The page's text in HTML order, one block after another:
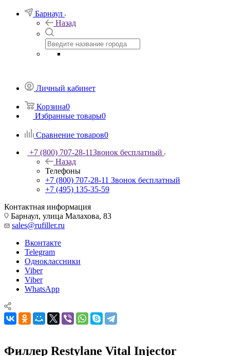
Барнаул
Назад
Личный кабинет
Корзина0
Избранные товары0
Сравнение товаров0
+7 (800) 707-28-11Звонок бесплатный
Назад
Телефоны
+7 (800) 707-28-11 Звонок бесплатный
+7 (495) 135-35-59
Контактная информация
Барнаул, улица Малахова, 83
sales@rufiller.ru
Вконтакте
Telegram
Одноклассники
Viber
Viber
WhatsApp
Филлер Restylane Vital Injector